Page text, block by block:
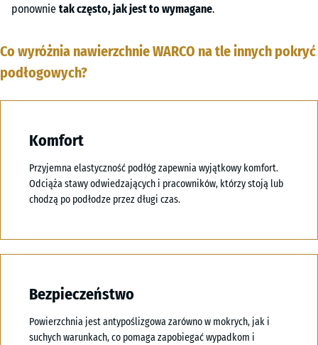
ponownie tak często, jak jest to wymagane.
Co wyróżnia nawierzchnie WARCO na tle innych pokryć
podłogowych?
Komfort
Przyjemna elastyczność podłóg zapewnia wyjątkowy komfort.
Odciąża stawy odwiedzających i pracowników, którzy stoją lub
chodzą po podłodze przez długi czas.
Bezpieczeństwo
Powierzchnia jest antypoślizgowa zarówno w mokrych, jak i
suchych warunkach, co pomaga zapobiegać wypadkom i